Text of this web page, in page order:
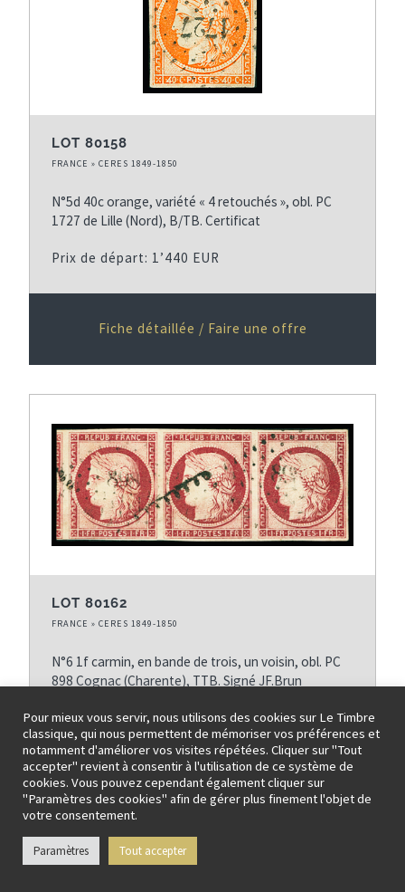
LOT 80158
FRANCE » CERES 1849-1850
N°5d 40c orange, variété « 4 retouchés », obl. PC
1727 de Lille (Nord), B/TB. Certificat
Prix de départ: 1’440 EUR
Fiche détaillée / Faire une offre
LOT 80162
FRANCE » CERES 1849-1850
N°6 1f carmin, en bande de trois, un voisin, obl. PC
898 Cognac (Charente), TTB. Signé JF.Brun
Prix de départ: 1’120 EUR
Fiche détaillée / Faire une offre
Pour mieux vous servir, nous utilisons des cookies sur Le Timbre
classique, qui nous permettent de mémoriser vos préférences et
notamment d'améliorer vos visites répétées. Cliquer sur "Tout
accepter" revient à consentir à l'utilisation de ce système de
cookies. Vous pouvez cependant également cliquer sur
"Paramètres des cookies" afin de gérer plus finement l'objet de
votre consentement.
Paramètres Tout accepter